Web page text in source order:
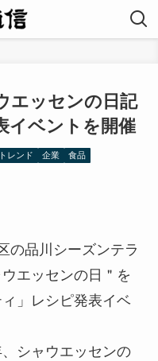
エッセンの日記
イベントを開催
トレンド 企業 食品
の品川シーズンテラ
エッセンの日＂を
」レシピ発表イベ
シャウエッセンの